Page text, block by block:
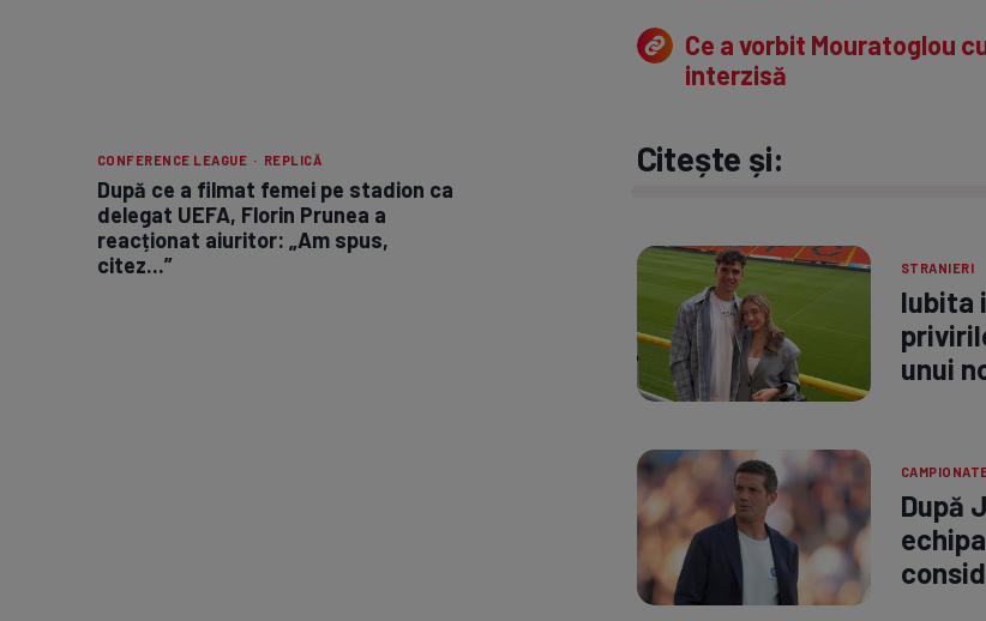
CONFERENCE LEAGUE · REPLICĂ
După ce a filmat femei pe stadion ca
delegat UEFA, Florin Prunea a
reacționat aiuritor: „Am spus,
citez...”
Ce a vorbit Mouratoglou
interzisă
Citește și:
STRANIERI
Iubita
unui
După